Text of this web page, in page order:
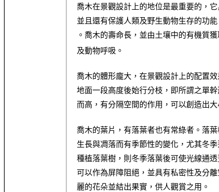
喬木在景觀設計上的地位是最重要的，
並且還有保護人類及野生動物生存的功
。喬木的壽命長，並由土壤中的有機質
及動物呼吸。
喬木的體形龐大，在景觀設計上的配置
地面一段高度後始行分枝，即所謂之單
而高，有分隔空間的作用，可以創造出
喬木的葉片，有落葉者也有常綠者。落
生長與凋落而有季節性的變化，尤其冬
種植落葉樹，則冬季落葉後可使光線通
可以作為屏障阻絕，並具有私密性及分
麗的花朵並結出果實，供人觀賞之用。